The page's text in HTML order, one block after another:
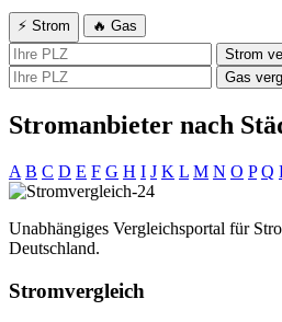
⚡ Strom
🔥 Gas
Strom
Gas
Stromanbieter nach
A B C D E F G H I J K L M N O P Q
Unabhängiges Vergleichsportal für
Deutschland.
Stromvergleich